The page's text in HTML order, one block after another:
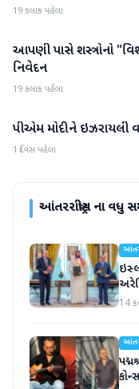
19 કલાક પહેલા
આંતરરાષ્ટ્રીય
આપણી પાસે શસ્ત્રોનો
નિવેદન
19 કલાક પહેલા
આંતરરાષ્ટ્રીય
પીએમ મોદીને ઇઝરાયલી
1 દિવસ પહેલા
આંતરરાષ્ટ્રીયના વધુ
14